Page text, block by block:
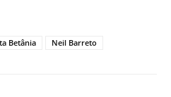
Betânia Neil Barreto